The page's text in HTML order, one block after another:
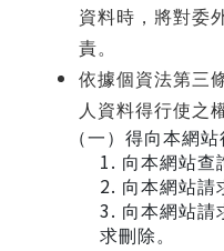
資料時，將對委
責。
依據個資法第三
人資料得行使之
（一）得向本網站
1. 向本網站查
2. 向本網站請
3. 向本網站請
求刪除。